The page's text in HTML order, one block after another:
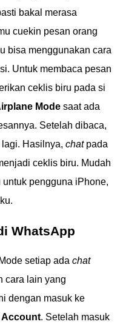
bakal merasa
cuekin pesan orang
bisa menggunakan cara
Untuk membaca pesan
ceklis biru pada si
Mode saat ada
Setelah dibaca,
Hasilnya, chatpada
ceklis biru. Mudah
pengguna iPhone,
WhatsApp
setiap ada chat
cara lain yang
dengan masuk ke
Account. Setelah masuk